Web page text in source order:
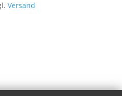
Versand